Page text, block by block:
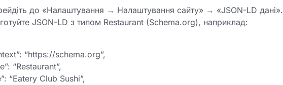
до «Налаштування → Налаштування сайту» → «JSON-LD дані».
JSON-LD з типом Restaurant (Schema.org), наприклад:
“https://schema.org”,
“Restaurant”,
“Eatery Club Sushi”,